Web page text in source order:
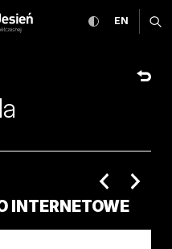
przełącz
EN
INTERNETOWE